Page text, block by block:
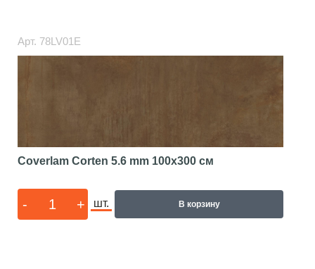
Арт. 78LV01E
Coverlam Corten 5.6 mm 100x300 см
- + шт. В корзину